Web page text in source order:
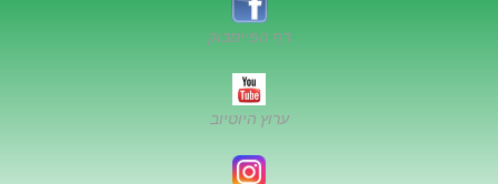
דף הפייסבוק
ערוץ היוטיוב